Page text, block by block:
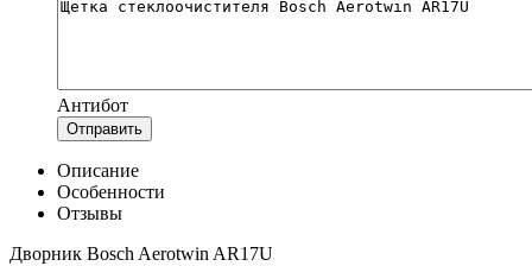
Антибот
Отправить
Описание
Особенности
Отзывы
Дворник Bosch Aerotwin AR17U